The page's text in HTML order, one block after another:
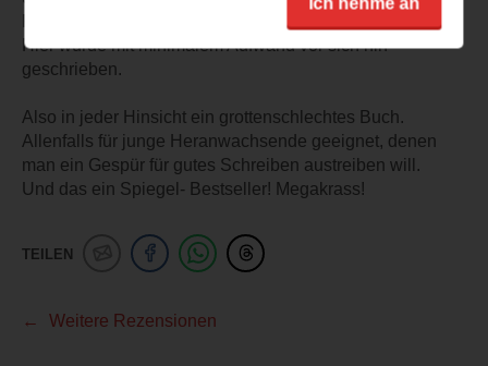
Hier wurde mit minimalem Aufwand vor sich hin
geschrieben.
Also in jeder Hinsicht ein grottenschlechtes Buch.
Allenfalls für junge Heranwachsende geeignet, denen
man ein Gespür für gutes Schreiben austreiben will.
Und das ein Spiegel- Bestseller! Megakrass!
TEILEN
Weitere Rezensionen